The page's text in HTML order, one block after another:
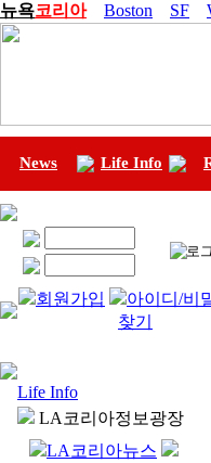
뉴욕코리아 Boston SF
News Life Info
회원가입
아이디/비
찾기
Life Info
LA코리아정보광장
LA코리아뉴스